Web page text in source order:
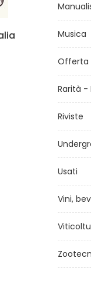
Musica
Offerta
Rarità -
Riviste
Usati
Vini,